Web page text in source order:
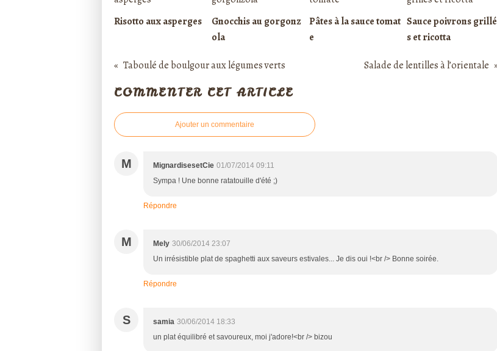
Risotto aux asperges
Gnocchis au gorgonz
ola
Pâtes à la sauce tomat
e
Sauce poivrons grillé
s et ricotta
Taboulé de boulgour aux légumes verts Salade de lentilles à l’orientale
COMMENTER CET ARTICLE
Ajouter un commentaire
M MignardisesetCie 01/07/2014 09:11
Sympa ! Une bonne ratatouille d'été ;)
Répondre
M Mely 30/06/2014 23:07
Un irrésistible plat de spaghetti aux saveurs estivales... Je dis oui !<br /> Bonne soirée.
Répondre
S samia 30/06/2014 18:33
un plat équilibré et savoureux, moi j'adore!<br /> bizou